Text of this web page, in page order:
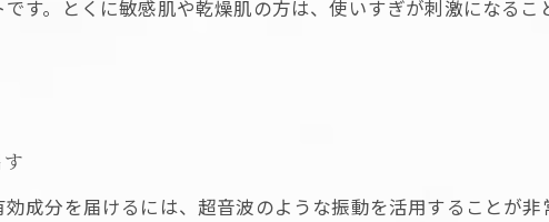
す。とくに敏感肌や乾燥肌の方は、使いすぎが刺激になる
成分を届けるには、超音波のような振動を活用することが